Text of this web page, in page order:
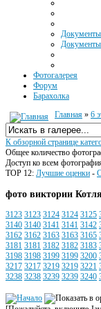
Фотогалерея
Форум
Барахолка
Главная » 6
К обзорной странице
Общее количество
Доступ ко всем
TOP 12: Лучшие оценки -
фото виктории
3123 3123 3124 3124 3125
3140 3140 3141 3141 3142
3162 3162 3163 3163 3165
3181 3181 3182 3182 3183
3198 3198 3199 3199 3200
3217 3217 3219 3219 3221
3238 3238 3239 3239 3240